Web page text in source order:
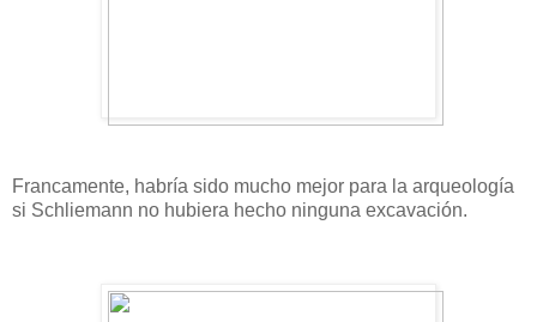
Francamente, habría sido mucho mejor para la arqueología
si Schliemann no hubiera hecho ninguna excavación.